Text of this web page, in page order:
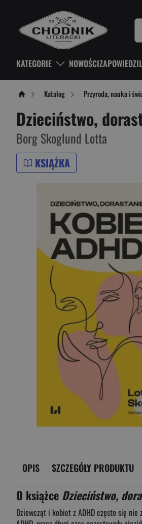
KATEGORIE NOWOŚCIZAPOWIEDZI
Katalog Przyroda, nauka i
Dzieciństwo,
Borg Skoglund Lotta
KSIĄŻKA
OPIS SZCZEGÓŁY PRODUKTU
O książce Dzieciństwo,
Dziewcząt i kobiet z ADHD często się